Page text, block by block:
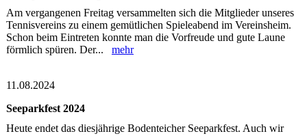
Am vergangenen Freitag versammelten sich die Mitglieder unseres
Tennisvereins zu einem gemütlichen Spieleabend im Vereinsheim.
Schon beim Eintreten konnte man die Vorfreude und gute Laune
förmlich spüren. Der... mehr
11.08.2024
Seeparkfest 2024
Heute endet das diesjährige Bodenteicher Seeparkfest. Auch wir